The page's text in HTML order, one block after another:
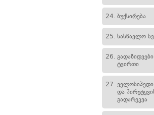
24. ბუქსირება
25. სასწავლო
26.
ტვირთი
27.
და
გადარეკვა